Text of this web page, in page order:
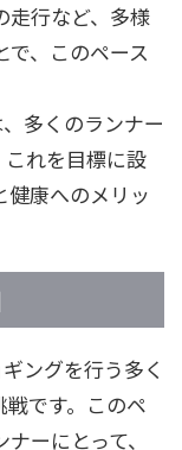
走行など、多様
で、このペース
多くのランナー
これを目標に設
健康へのメリッ
ングを行う多く
です。このペ
ーにとって、